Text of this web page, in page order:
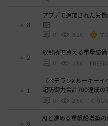
8
アプデで追加された労
0 3.1K ザ
2
取引所で買える重量装
0 2.8K
1
（ベテラン&ルーキー
記防御力合計700達成の
0 2.5K くろい
0
AIと進める重帆船増築の